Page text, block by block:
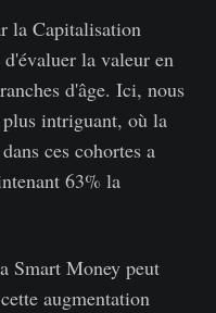
la Capitalisation
la valeur en
d'âge. Ici, nous
intriguant, où la
ces cohortes a
63% la
Smart Money peut
augmentation